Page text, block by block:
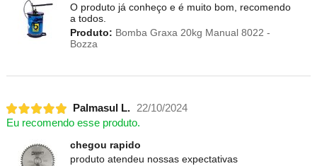
O produto já conheço e é muito bom, recomendo
a todos.
Produto: Bomba Graxa 20kg Manual 8022 -
Bozza
Palmasul L. 22/10/2024
Eu recomendo esse produto.
chegou rapido
produto atendeu nossas expectativas